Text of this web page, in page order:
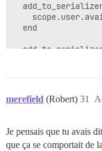
  end
merefield (Robert) 31
Je pensais que tu avais
que ça se comportait de